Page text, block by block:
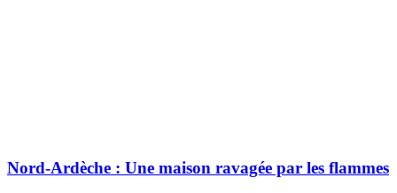
Nord-Ardèche : Une maison ravagée par les flammes